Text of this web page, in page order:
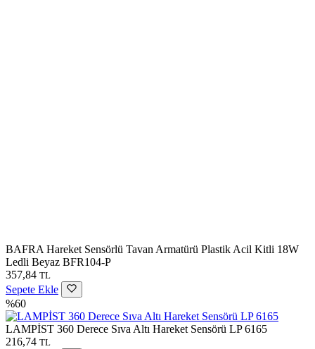
BAFRA Hareket Sensörlü Tavan Armatürü Plastik Acil Kitli 18W
Ledli Beyaz BFR104-P
357,84 TL
Sepete Ekle
%60
LAMPİST 360 Derece Sıva Altı Hareket Sensörü LP 6165
216,74 TL